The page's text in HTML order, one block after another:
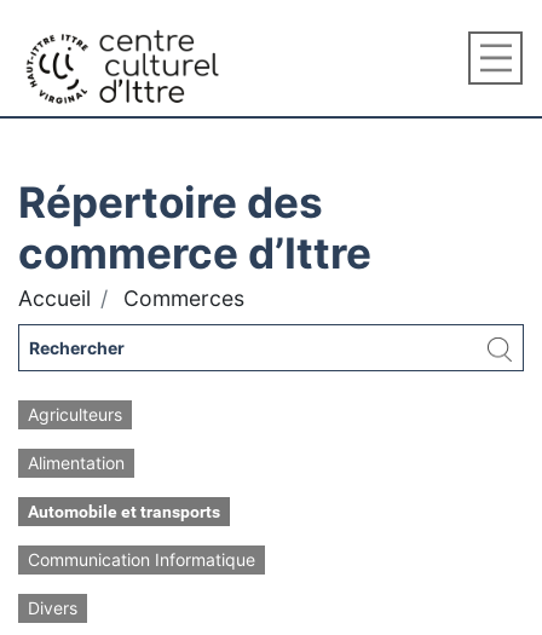
Répertoire des
commerce d’Ittre
Accueil Commerces
Agriculteurs
Alimentation
Automobile et transports
Communication Informatique
Divers